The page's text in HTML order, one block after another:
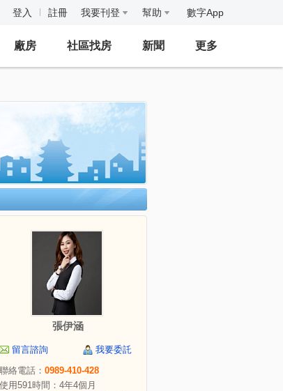
登入 註冊 我要刊登 幫助 數字App
廠房 社區找房 新聞 更多
張伊涵
留言諮詢
我要委託
聯絡電話： 0989-410-428
使用591時間：4年4個月